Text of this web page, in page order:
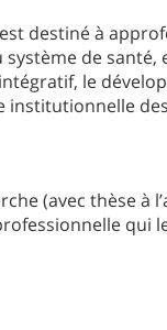
destiné à
de
le
(avec thèse à
qui